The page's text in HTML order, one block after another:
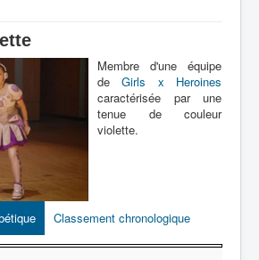
Membre d'une équipe
deGirls x Heroines
caractérisée par une
tenue de couleur
violette.
Classement chronologique